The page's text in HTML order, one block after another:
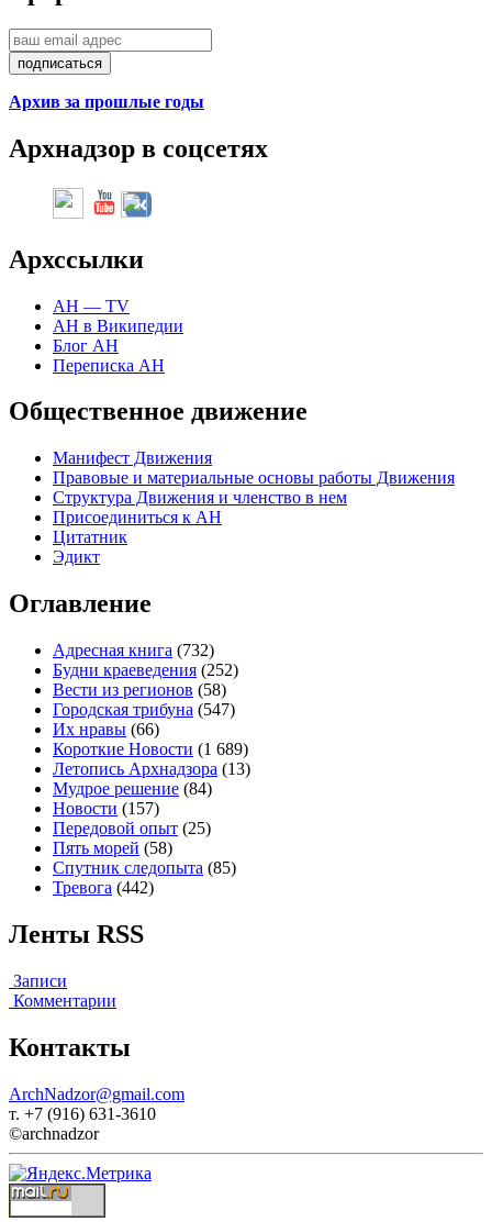
Архив за прошлые годы
Архнадзор в соцсетях
Архссылки
АН — TV
АН в Википедии
Блог АН
Переписка АН
Общественное движение
Манифест Движения
Правовые и материальные основы работы Движения
Структура Движения и членство в нем
Присоединиться к АН
Цитатник
Эдикт
Оглавление
Адресная книга (732)
Будни краеведения (252)
Вести из регионов (58)
Городская трибуна (547)
Их нравы (66)
Короткие Новости (1 689)
Летопись Архнадзора (13)
Мудрое решение (84)
Новости (157)
Передовой опыт (25)
Пять морей (58)
Спутник следопыта (85)
Тревога (442)
Ленты RSS
Записи
Комментарии
Контакты
ArchNadzor@gmail.com
т. +7 (916) 631-3610
©archnadzor